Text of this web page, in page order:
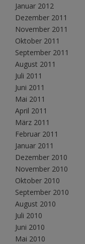
Januar 2012
Dezember 2011
November 2011
Oktober 2011
September 2011
August 2011
Juli 2011
Juni 2011
Mai 2011
April 2011
März 2011
Februar 2011
Januar 2011
Dezember 2010
November 2010
Oktober 2010
September 2010
August 2010
Juli 2010
Juni 2010
Mai 2010